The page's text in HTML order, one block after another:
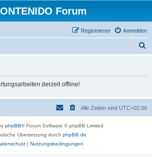
Forum
Anmelden
Registrieren
derzeit offline!
Alle Zeiten sind UTC+02:00
phpBB® Forum Software © phpBB Limited
Übersetzung durch phpBB.de
| Nutzungsbedingungen